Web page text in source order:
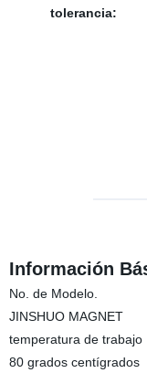
tolerancia:
Información
No. de Modelo.
JINSHUO MAGNET
temperatura de trabajo
80 grados centígrados